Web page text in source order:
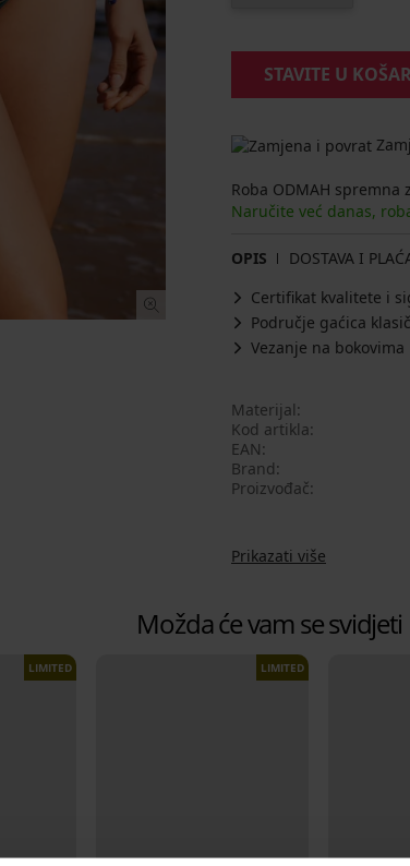
STAVITE U
Roba ODMAH spremna
Naručite već danas,
OPIS DOSTAVA I
Certifikat kvalitete i
Područje gaćica
Vezanje na bokovima
Materijal
Kod artikla
EAN
Brand
Proizvođač
Prikazati više
Možda će vam se svidjeti
LIMITED LIMITED